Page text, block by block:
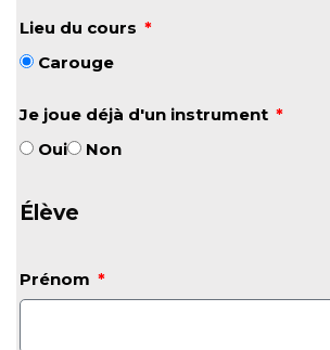
Lieu du cours
Carouge
Je joue déjà d'un instrument
Oui
Non
Élève
Prénom